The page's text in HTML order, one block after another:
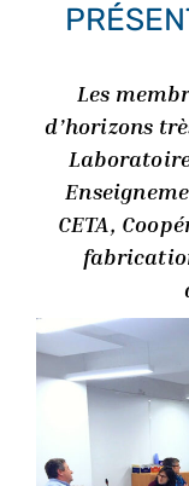
Les
d’horizons
CETA,